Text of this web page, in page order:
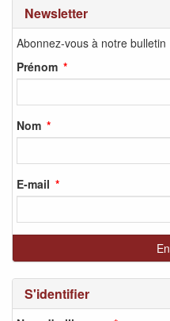
Newsletter
Abonnez-vous à notre bulletin
Prénom
Nom
E-mail
S'identifier